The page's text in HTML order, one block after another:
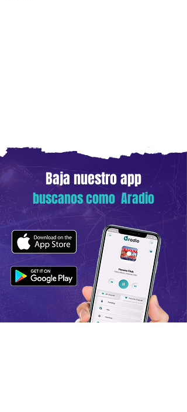
Baja nuestro app
buscanos como Aradio